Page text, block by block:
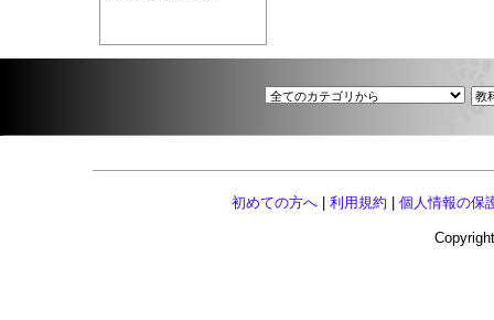
初めての方へ 利用規約 個人情報の保